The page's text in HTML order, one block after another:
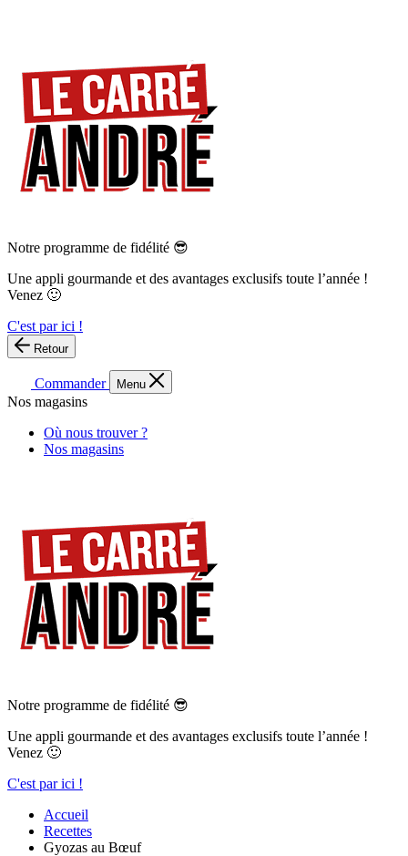
Notre programme de fidélité 😎
Une appli gourmande et des avantages exclusifs toute l’année !
Venez 🙂
C'est par ici !
Retour
Commander Menu
Nos magasins
Où nous trouver ?
Nos magasins
Notre programme de fidélité 😎
Une appli gourmande et des avantages exclusifs toute l’année !
Venez 🙂
C'est par ici !
Accueil
Recettes
Gyozas au Bœuf